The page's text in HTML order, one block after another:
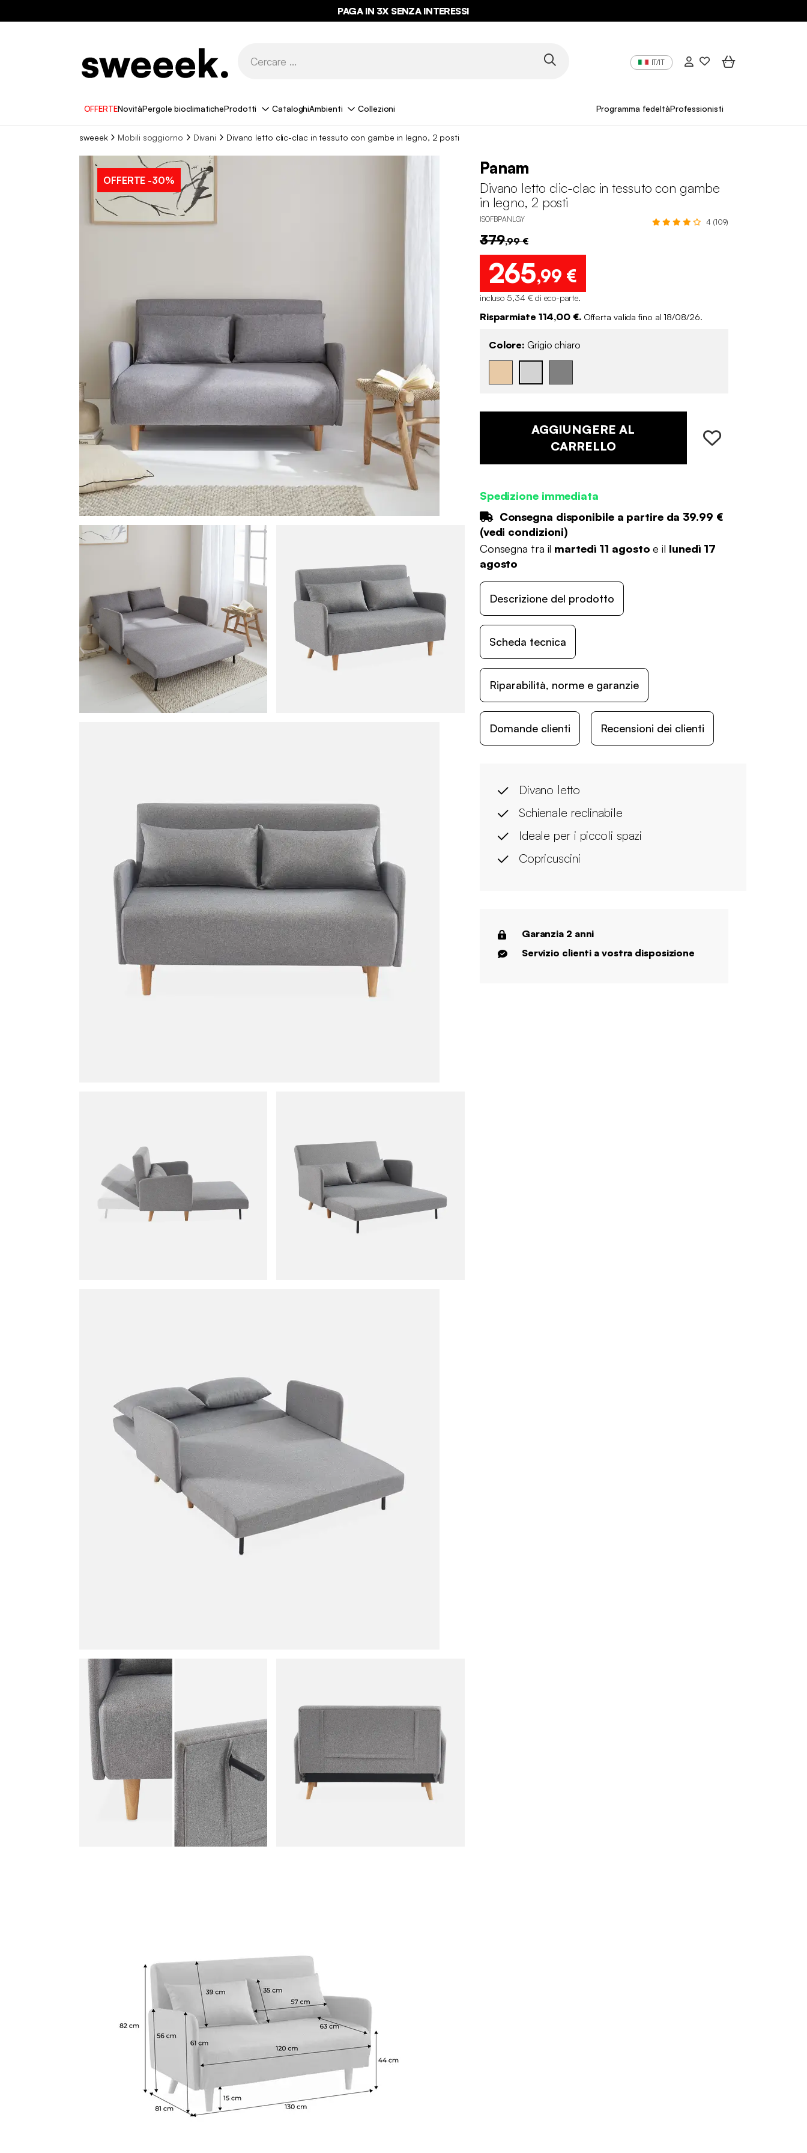
PAGA IN 3X SENZA INTERESSI
IT/IT
OFFERTENovitàPergole bioclimaticheProdotti CataloghiAmbienti Collezioni Programma fedeltàProfessionisti
sweeek Mobili soggiorno Divani Divano letto clic-clac in tessuto con gambe in legno, 2 posti
OFFERTE -30%
Panam
Divano letto clic-clac in tessuto con gambe
in legno, 2 posti
ISOFBPANLGY 4 (109)
379,99 €
265,99 €
incluso 5,34 € di eco-parte.
Risparmiate 114,00 €. Offerta valida fino al 18/08/26.
Colore: Grigio chiaro
AGGIUNGERE AL
CARRELLO
Spedizione immediata
Consegna disponibile a partire da 39.99 €
(vedi condizioni)
Consegna tra il martedì 11 agosto e il lunedì 17
agosto
Descrizione del prodotto
Scheda tecnica
Riparabilità, norme e garanzie
Domande clienti Recensioni dei clienti
Divano letto
Schienale reclinabile
Ideale per i piccoli spazi
Copricuscini
Garanzia 2 anni
Servizio clienti a vostra disposizione